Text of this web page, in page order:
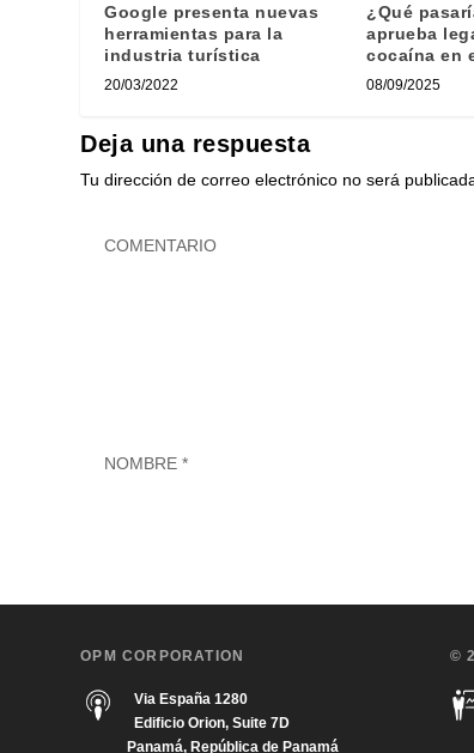
Google presenta nuevas
herramientas para la
industria turística
20/03/2022
¿Qué
aprueba
cocaína en
08/09/2025
Deja una respuesta
Tu dirección de correo electrónico no será
OPM CORPORATION
Via España 1280
Edificio Orion, Suite 7D
Panamá, República de Panamá
©